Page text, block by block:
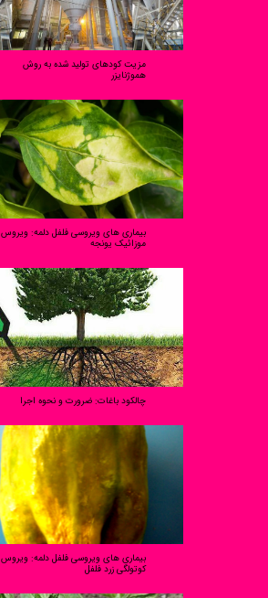
مزیت کودهای تولید شده به روش
هموژنایزر
بیماری های ویروسی فلفل دلمه: ویروس
موزائیک یونجه
چالکود باغات: ضرورت و نحوه اجرا
بیماری های ویروسی فلفل دلمه: ویروس
کوتولگی زرد فلفل